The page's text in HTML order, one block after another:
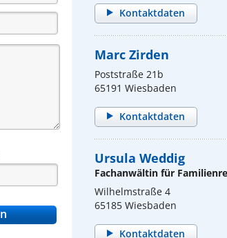
Kontaktdaten
Marc Zirden
Poststraße 21b
65191 Wiesbaden
Kontaktdaten
Ursula Weddig
Fachanwältin für
Wilhelmstraße 4
65185 Wiesbaden
Kontaktdaten